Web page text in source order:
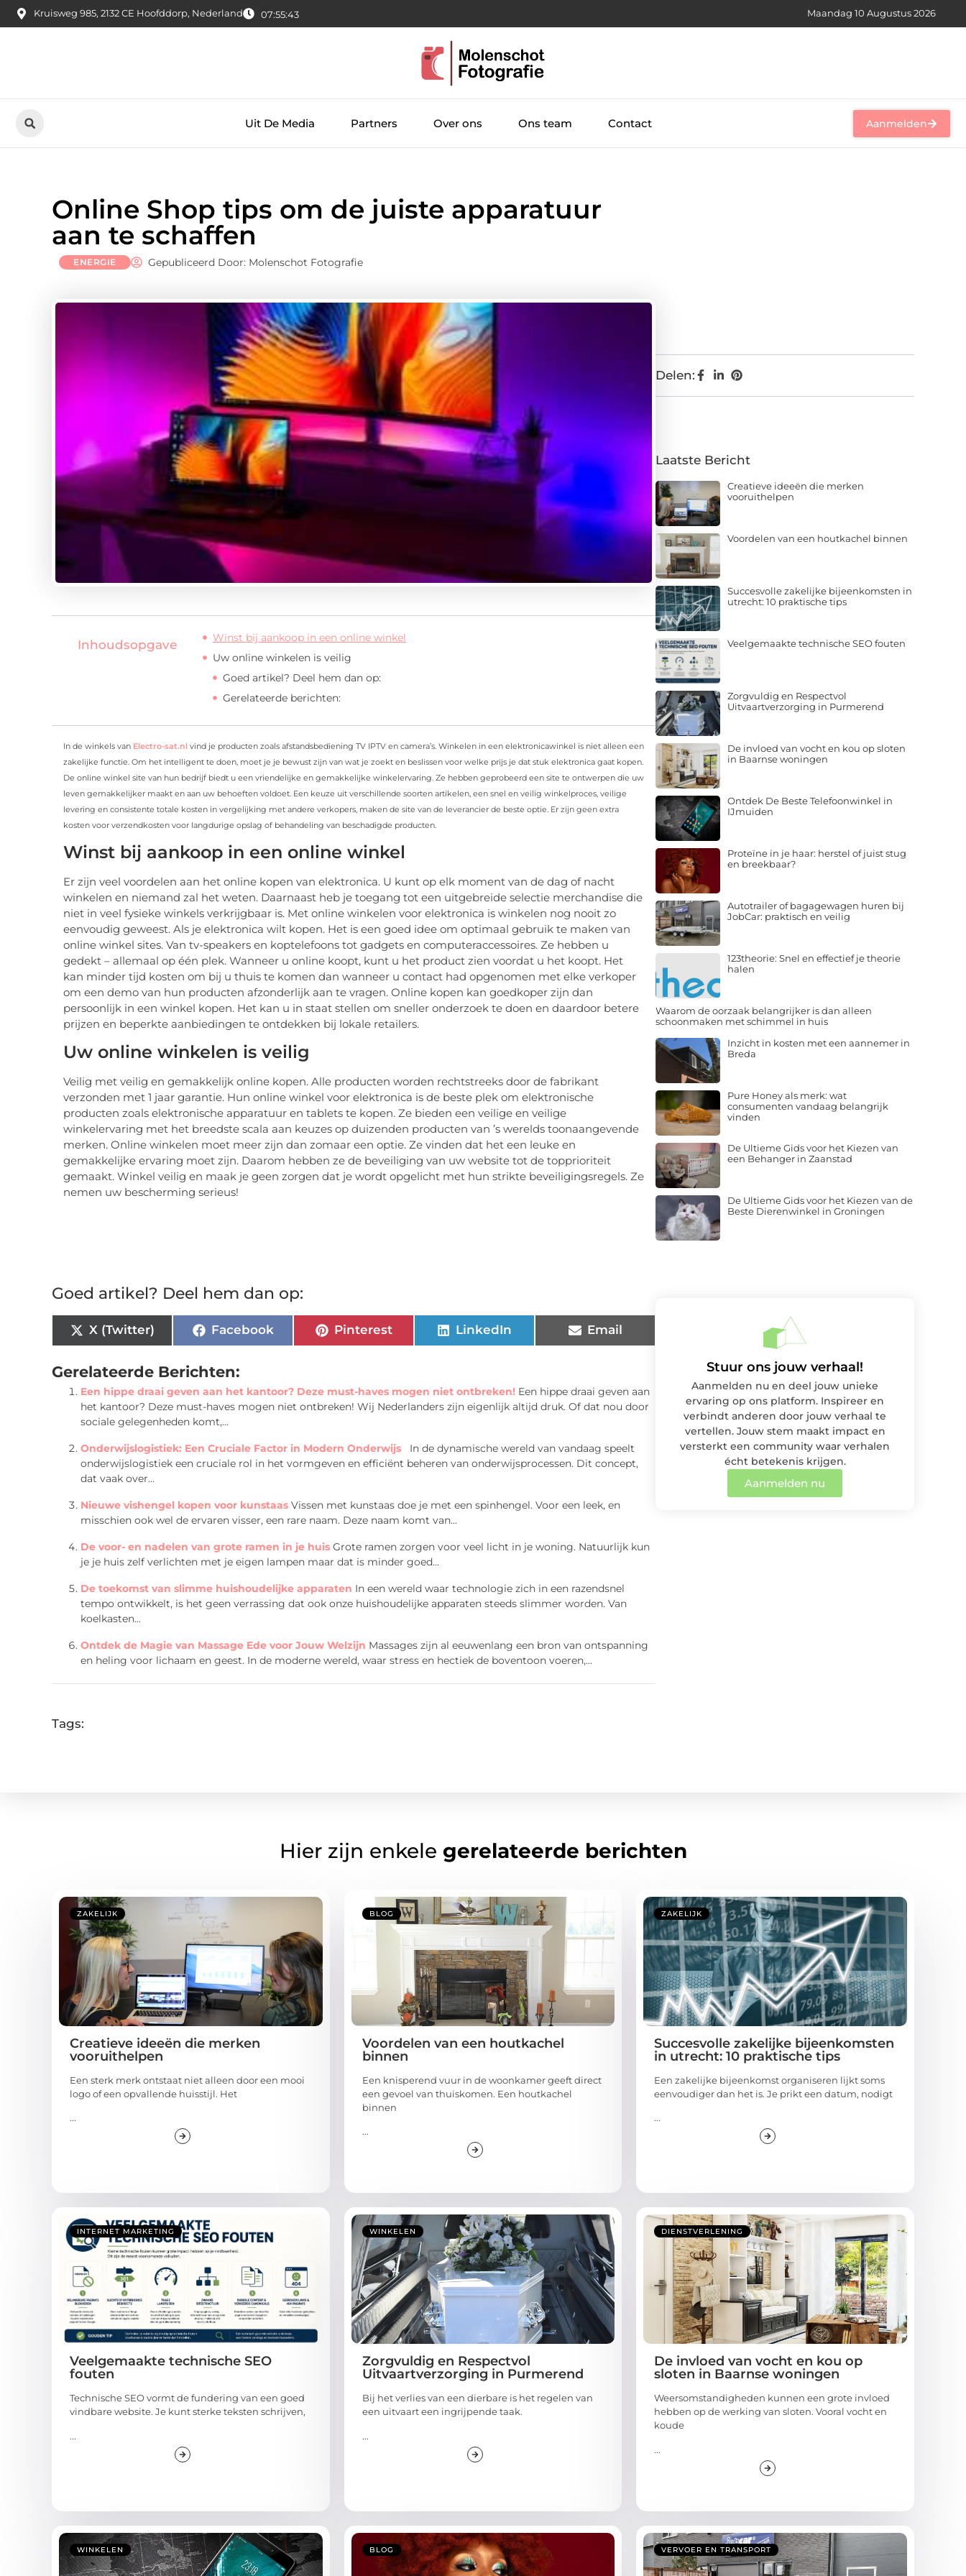
Kruisweg 985, 2132 CE Hoofddorp, Nederland 07:55:44 Maandag 10 Augustus 2026
Uit De Media Partners Over ons Ons team Contact Aanmelden
Online Shop tips om de juiste apparatuur
aan te schaffen
ENERGIE Gepubliceerd Door: Molenschot Fotografie
Inhoudsopgave
Winst bij aankoop in een online winkel
Uw online winkelen is veilig
Goed artikel? Deel hem dan op:
Gerelateerde berichten:
In de winkels van Electro-sat.nl vind je producten zoals afstandsbediening TV IPTV en camera’s. Winkelen in een elektronicawinkel is niet alleen een
zakelijke functie. Om het intelligent te doen, moet je je bewust zijn van wat je zoekt en beslissen voor welke prijs je dat stuk elektronica gaat kopen.
De online winkel site van hun bedrijf biedt u een vriendelijke en gemakkelijke winkelervaring. Ze hebben geprobeerd een site te ontwerpen die uw
leven gemakkelijker maakt en aan uw behoeften voldoet. Een keuze uit verschillende soorten artikelen, een snel en veilig winkelproces, veilige
levering en consistente totale kosten in vergelijking met andere verkopers, maken de site van de leverancier de beste optie. Er zijn geen extra
kosten voor verzendkosten voor langdurige opslag of behandeling van beschadigde producten.
Winst bij aankoop in een online winkel
Er zijn veel voordelen aan het online kopen van elektronica. U kunt op elk moment van de dag of nacht
winkelen en niemand zal het weten. Daarnaast heb je toegang tot een uitgebreide selectie merchandise die
niet in veel fysieke winkels verkrijgbaar is. Met online winkelen voor elektronica is winkelen nog nooit zo
eenvoudig geweest. Als je elektronica wilt kopen. Het is een goed idee om optimaal gebruik te maken van
online winkel sites. Van tv-speakers en koptelefoons tot gadgets en computeraccessoires. Ze hebben u
gedekt – allemaal op één plek. Wanneer u online koopt, kunt u het product zien voordat u het koopt. Het
kan minder tijd kosten om bij u thuis te komen dan wanneer u contact had opgenomen met elke verkoper
om een ​​demo van hun producten afzonderlijk aan te vragen. Online kopen kan goedkoper zijn dan
persoonlijk in een winkel kopen. Het kan u in staat stellen om sneller onderzoek te doen en daardoor betere
prijzen en beperkte aanbiedingen te ontdekken bij lokale retailers.
Uw online winkelen is veilig
Veilig met veilig en gemakkelijk online kopen. Alle producten worden rechtstreeks door de fabrikant
verzonden met 1 jaar garantie. Hun online winkel voor elektronica is de beste plek om elektronische
producten zoals elektronische apparatuur en tablets te kopen. Ze bieden een veilige en veilige
winkelervaring met het breedste scala aan keuzes op duizenden producten van ’s werelds toonaangevende
merken. Online winkelen moet meer zijn dan zomaar een optie. Ze vinden dat het een leuke en
gemakkelijke ervaring moet zijn. Daarom hebben ze de beveiliging van uw website tot de topprioriteit
gemaakt. Winkel veilig en maak je geen zorgen dat je wordt opgelicht met hun strikte beveiligingsregels. Ze
nemen uw bescherming serieus!
Goed artikel? Deel hem dan op:
X (Twitter) Facebook Pinterest LinkedIn Email
Gerelateerde Berichten:
Een hippe draai geven aan het kantoor? Deze must-haves mogen niet ontbreken! Een hippe draai geven aan
het kantoor? Deze must-haves mogen niet ontbreken! Wij Nederlanders zijn eigenlijk altijd druk. Of dat nou door
sociale gelegenheden komt,...
Onderwijslogistiek: Een Cruciale Factor in Modern Onderwijs
In de dynamische wereld van vandaag speelt
onderwijslogistiek een cruciale rol in het vormgeven en efficiënt beheren van onderwijsprocessen. Dit concept,
dat vaak over...
Nieuwe vishengel kopen voor kunstaas Vissen met kunstaas doe je met een spinhengel. Voor een leek, en
misschien ook wel de ervaren visser, een rare naam. Deze naam komt van...
De voor- en nadelen van grote ramen in je huis Grote ramen zorgen voor veel licht in je woning. Natuurlijk kun
je je huis zelf verlichten met je eigen lampen maar dat is minder goed...
De toekomst van slimme huishoudelijke apparaten In een wereld waar technologie zich in een razendsnel
tempo ontwikkelt, is het geen verrassing dat ook onze huishoudelijke apparaten steeds slimmer worden. Van
koelkasten...
Ontdek de Magie van Massage Ede voor Jouw Welzijn Massages zijn al eeuwenlang een bron van ontspanning
en heling voor lichaam en geest. In de moderne wereld, waar stress en hectiek de boventoon voeren,...
Tags:
Delen:
Laatste Bericht
Creatieve ideeën die merken
vooruithelpen
Voordelen van een houtkachel binnen
Succesvolle zakelijke bijeenkomsten in
utrecht: 10 praktische tips
Veelgemaakte technische SEO fouten
Zorgvuldig en Respectvol
Uitvaartverzorging in Purmerend
De invloed van vocht en kou op sloten
in Baarnse woningen
Ontdek De Beste Telefoonwinkel in
IJmuiden
Proteïne in je haar: herstel of juist stug
en breekbaar?
Autotrailer of bagagewagen huren bij
JobCar: praktisch en veilig
123theorie: Snel en effectief je theorie
halen
Waarom de oorzaak belangrijker is dan alleen
schoonmaken met schimmel in huis
Inzicht in kosten met een aannemer in
Breda
Pure Honey als merk: wat
consumenten vandaag belangrijk
vinden
De Ultieme Gids voor het Kiezen van
een Behanger in Zaanstad
De Ultieme Gids voor het Kiezen van de
Beste Dierenwinkel in Groningen
Stuur ons jouw verhaal!
Aanmelden nu en deel jouw unieke
ervaring op ons platform. Inspireer en
verbindt anderen door jouw verhaal te
vertellen. Jouw stem maakt impact en
versterkt een community waar verhalen
écht betekenis krijgen.
Aanmelden nu
Hier zijn enkele gerelateerde berichten
ZAKELIJK
Creatieve ideeën die merken
vooruithelpen
Een sterk merk ontstaat niet alleen door een mooi
logo of een opvallende huisstijl. Het
...
BLOG
Voordelen van een houtkachel
binnen
Een knisperend vuur in de woonkamer geeft direct
een gevoel van thuiskomen. Een houtkachel
binnen
...
ZAKELIJK
Succesvolle zakelijke bijeenkomsten
in utrecht: 10 praktische tips
Een zakelijke bijeenkomst organiseren lijkt soms
eenvoudiger dan het is. Je prikt een datum, nodigt
...
INTERNET MARKETING
Veelgemaakte technische SEO
fouten
Technische SEO vormt de fundering van een goed
vindbare website. Je kunt sterke teksten schrijven,
...
WINKELEN
Zorgvuldig en Respectvol
Uitvaartverzorging in Purmerend
Bij het verlies van een dierbare is het regelen van
een uitvaart een ingrijpende taak.
...
DIENSTVERLENING
De invloed van vocht en kou op
sloten in Baarnse woningen
Weersomstandigheden kunnen een grote invloed
hebben op de werking van sloten. Vooral vocht en
koude
...
WINKELEN BLOG VERVOER EN TRANSPORT